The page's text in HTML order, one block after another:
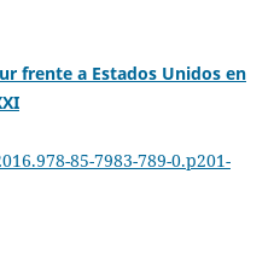
frente a Estados Unidos en
85-7983-789-0.p201-